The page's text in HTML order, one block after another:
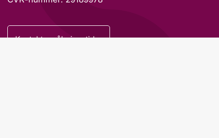
Kontakt og åbningstider